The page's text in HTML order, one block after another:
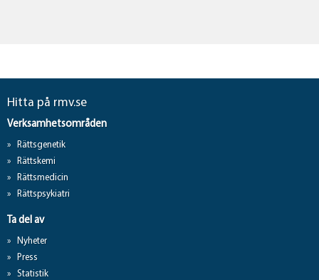
Hitta på rmv.se
Verksamhetsområden
Rättsgenetik
Rättskemi
Rättsmedicin
Rättspsykiatri
Ta del av
Nyheter
Press
Statistik